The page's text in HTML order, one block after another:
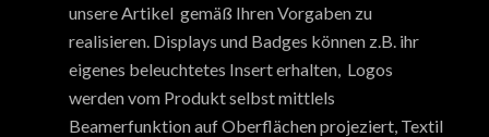
unsere Artikel gemäß Ihren Vorgaben zu
realisieren. Displays und Badges können z.B. ihr
eigenes beleuchtetes Insert erhalten, Logos
werden vom Produkt selbst mittlels
Beamerfunktion auf Oberflächen projeziert, Textil